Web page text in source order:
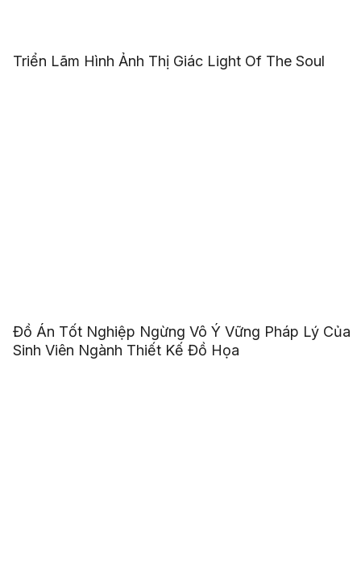
Triển Lãm Hình Ảnh Thị Giác Light Of The Soul
Đồ Án Tốt Nghiệp Ngừng Vô Ý Vững Pháp Lý Của
Sinh Viên Ngành Thiết Kế Đồ Họa